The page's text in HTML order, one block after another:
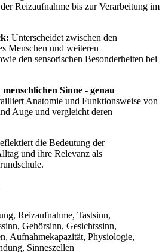
Reizaufnahme bis zur Verarbeitung im
Unterscheidet zwischen den
Menschen und weiteren
den sensorischen Besonderheiten bei
Sinne - genau
Anatomie und Funktionsweise von
Auge und vergleicht deren
die Bedeutung der
und ihre Relevanz als
Reizaufnahme, Tastsinn,
Gehörsinn, Gesichtssinn,
Aufnahmekapazität, Physiologie,
Sinneszellen